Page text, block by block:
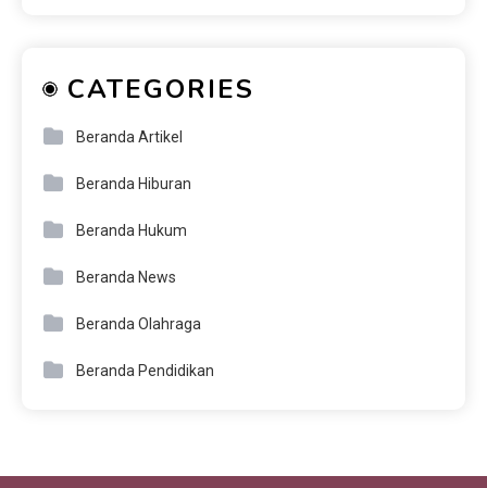
CATEGORIES
Beranda Artikel
Beranda Hiburan
Beranda Hukum
Beranda News
Beranda Olahraga
Beranda Pendidikan